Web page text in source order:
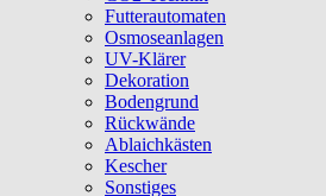
Futterautomaten
Osmoseanlagen
UV-Klärer
Dekoration
Bodengrund
Rückwände
Ablaichkästen
Kescher
Sonstiges